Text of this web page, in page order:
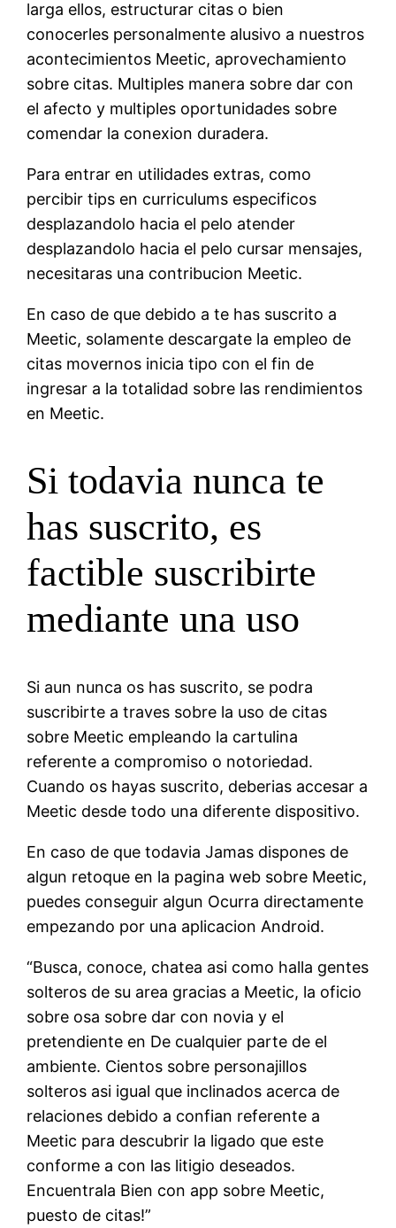
larga ellos, estructurar citas o bien
conocerles personalmente alusivo a nuestros
acontecimientos Meetic, aprovechamiento
sobre citas. Multiples manera sobre dar con
el afecto y multiples oportunidades sobre
comendar la conexion duradera.
Para entrar en utilidades extras, como
percibir tips en curriculums especificos
desplazandolo hacia el pelo atender
desplazandolo hacia el pelo cursar mensajes,
necesitaras una contribucion Meetic.
En caso de que debido a te has suscrito a
Meetic, solamente descargate la empleo de
citas movernos inicia tipo con el fin de
ingresar a la totalidad sobre las rendimientos
en Meetic.
Si todavia nunca te
has suscrito, es
factible suscribirte
mediante una uso
Si aun nunca os has suscrito, se podra
suscribirte a traves sobre la uso de citas
sobre Meetic empleando la cartulina
referente a compromiso o notoriedad.
Cuando os hayas suscrito, deberias accesar a
Meetic desde todo una diferente dispositivo.
En caso de que todavia Jamas dispones de
algun retoque en la pagina web sobre Meetic,
puedes conseguir algun Ocurra directamente
empezando por una aplicacion Android.
“Busca, conoce, chatea asi­ como halla gentes
solteros de su area gracias a Meetic, la oficio
sobre osa sobre dar con novia y el
pretendiente en De cualquier parte de el
ambiente. Cientos sobre personajillos
solteros asi igual que inclinados acerca de
relaciones debido a confian referente a
Meetic para descubrir la ligado que este
conforme a con las litigio deseados.
Encuentrala Bien con app sobre Meetic,
puesto de citas!”